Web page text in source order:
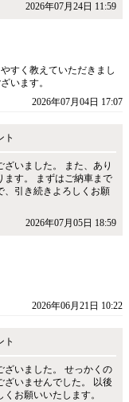
2026年07月24日 11:59
すく教えていただきまし
います。
2026年07月04日 17:07
ト
いました。 また、あり
ます。 まずはご納車まで
、引き続きよろしくお願
2026年07月05日 18:59
2026年06月21日 10:22
ト
ざいました。 せっかくの
ざいませんでした。 以後
お願いいたします。